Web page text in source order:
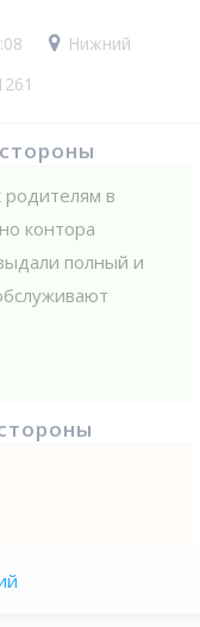
Нижний
родителям в
контора
полный и